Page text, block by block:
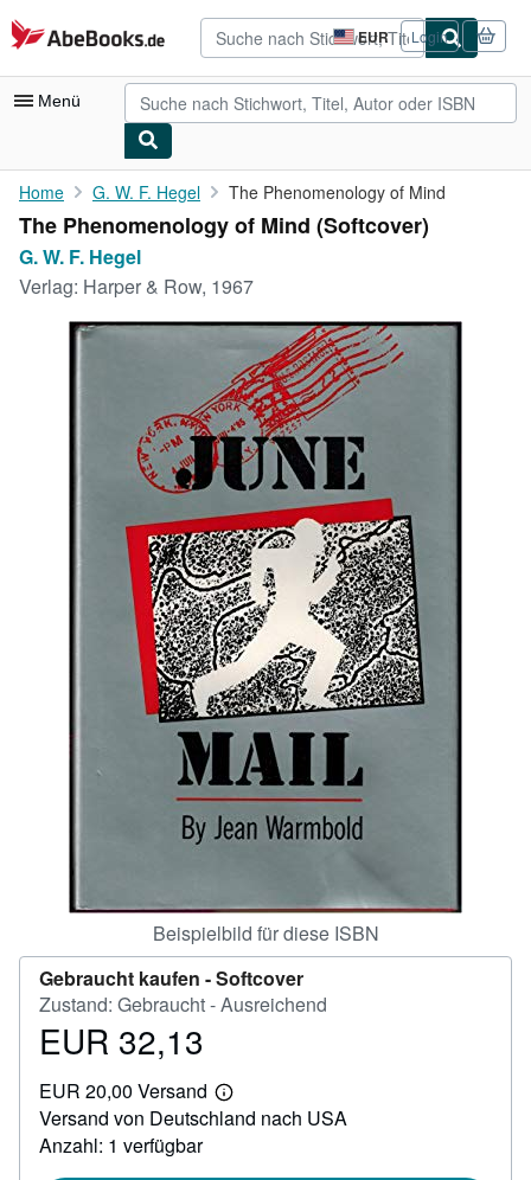
Zum Hauptinhalt
AbeBooks.de EUR
Seite
der
Einkaufseinstellungen.
Login
Menü
Nutzerkonto
Meine Bestellungen
Verkäufer werden
SCHLIESSEN
Home G. W. F. Hegel The Phenomenology of Mind
The Phenomenology of Mind (Softcover)
G. W. F. Hegel
Verlag: Harper & Row, 1967
Beispielbild für diese ISBN
Gebraucht kaufen -Softcover
Zustand: Gebraucht - Ausreichend
Preis
32,13
EUR 32,13
EUR 20,00 Versand
Weitere
Informationen
Versand von Deutschland nach USA
Anzahl: 1 verfügbar